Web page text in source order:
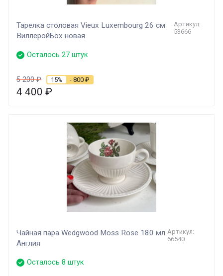
Тарелка столовая Vieux Luxembourg 26 см
ВиллеройБох новая
Артикул:
53666
Осталось 27 штук
5 200₽ 15% - 800 ₽
4 400 ₽
Чайная пара Wedgwood Moss Rose 180 мл
Англия
Артикул:
66540
Осталось 8 штук